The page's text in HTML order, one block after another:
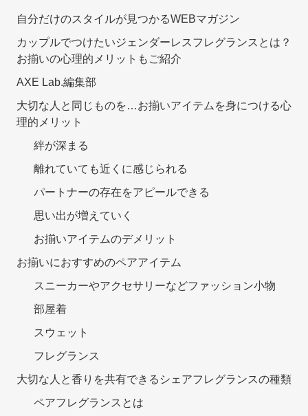
自分だけのスタイルが見つかるWEBマガジン
カップルでつけたいジェンダーレスフレグランスとは？
お揃いの心理的メリットもご紹介
AXE Lab.編集部
大切な人と同じものを…お揃いアイテムを身につける心
理的メリット
絆が深まる
離れていても近くに感じられる
パートナーの存在をアピールできる
思い出が増えていく
お揃いアイテムのデメリット
お揃いにおすすめのペアアイテム
スニーカーやアクセサリーなどファッション小物
部屋着
スウェット
フレグランス
大切な人と香りを共有できるシェアフレグランスの種類
ペアフレグランスとは